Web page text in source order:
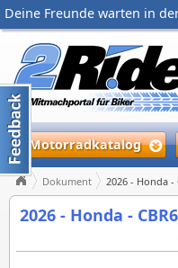
Deine Freunde warten in
Motorradkatalog
Dokument 2026 - Honda -
2026 - Honda -